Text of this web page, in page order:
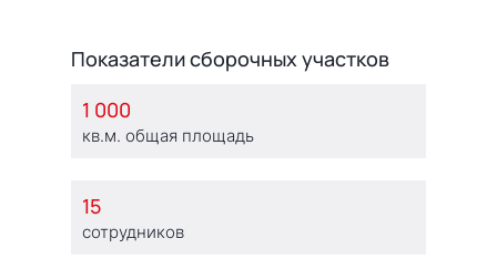
Показатели сборочных участков
1 000
кв.м. общая площадь
15
сотрудников